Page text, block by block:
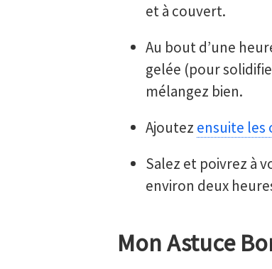
et à couvert.
Au bout d’une
gelée (pour
mélangez bien.
Ajoutez ensuite les
Salez et poivrez à
environ deux
Mon Astuce